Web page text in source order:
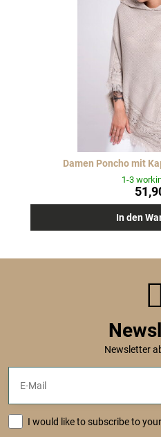
Damen Poncho mit
1-3
In den
Newsletter
I would like to subscribe to